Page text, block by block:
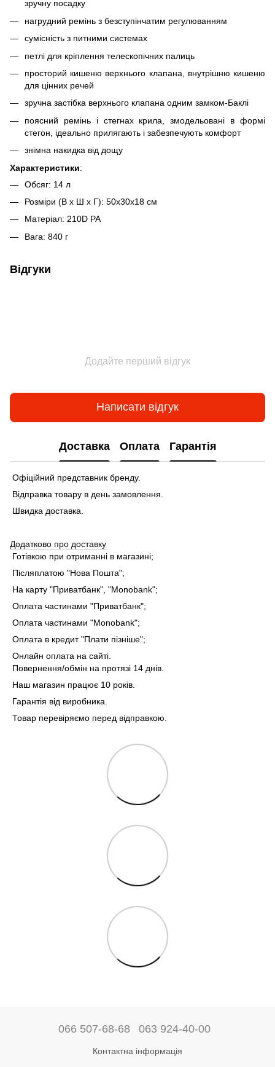
зручну посадку
нагрудний ремінь з безступінчатим регулюванням
сумісність з питними сиcтемах
петлі для кріплення телескопічних палиць
просторий кишеню верхнього клапана, внутрішню кишеню
для цінних речей
зручна застібка верхнього клапана одним замком-Баклі
поясний ремінь і стегнах крила, змодельовані в формі
стегон, ідеально прилягають і забезпечують комфорт
знімна накидка від дощу
Характеристики:
Обсяг: 14 л
Розміри (В х Ш х Г): 50x30x18 см
Матеріал: 210D PA
Вага: 840 г
Відгуки
Додайте перший відгук
Написати відгук
Доставка Оплата Гарантія
Офіційний представник бренду.
Відправка товару в день замовлення.
Швидка доставка.
Додатково про доставку
Готівкою при отриманні в магазині;
Післяплатою "Нова Пошта";
На карту "Приватбанк", "Monobank";
Оплата частинами "Приватбанк";
Оплата частинами "Monobank";
Оплата в кредит "Плати пізніше";
Онлайн оплата на сайті.
Повернення/обмін на протязі 14 днів.
Наш магазин працює 10 років.
Гарантія від виробника.
Товар перевіряємо перед відправкою.
066 507-68-68 063 924-40-00
Контактна інформація